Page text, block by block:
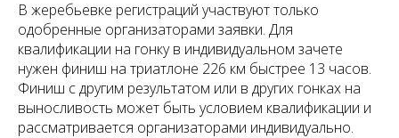
В жеребьевке регистраций участвуют только
одобренные организаторами заявки. Для
квалификации на гонку в индивидуальном зачете
нужен финиш на триатлоне 226 км быстрее 13 часов.
Финиш с другим результатом или в других гонках на
выносливость может быть условием квалификации и
рассматривается организаторами индивидуально.